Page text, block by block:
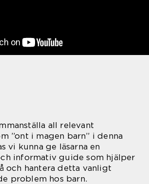
all relevant
”ont i magen barn” i denna
vi kunna ge läsarna en
informativ guide som hjälper
och hantera detta vanligt
problem hos barn.